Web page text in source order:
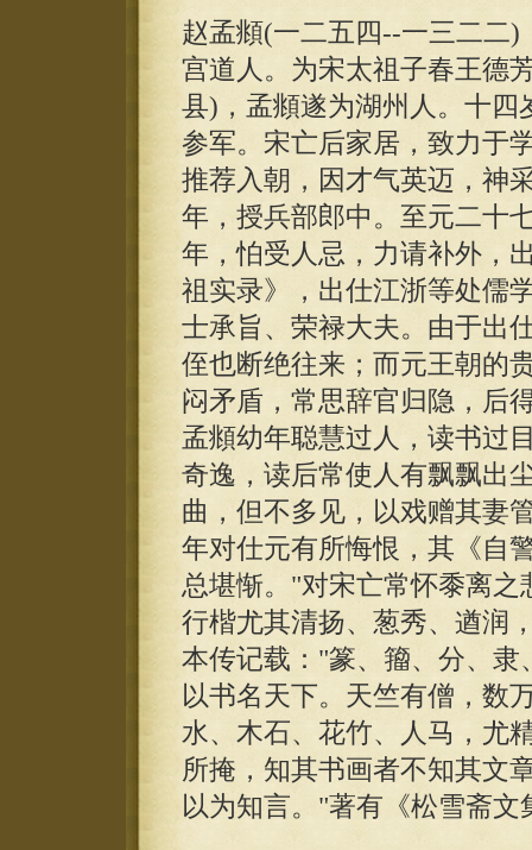
赵孟頫(一二五四--一三二二
宫道人。为宋太祖子春王德
县)，孟頫遂为湖州人。十四
参军。宋亡后家居，致力于
推荐入朝，因才气英迈，神
年，授兵部郎中。至元二十
年，怕受人忌，力请补外，
祖实录》，出仕江浙等处儒
士承旨、荣禄大夫。由于出
侄也断绝往来；而元王朝的
闷矛盾，常思辞官归隐，后
孟頫幼年聪慧过人，读书过
奇逸，读后常使人有飘飘出
曲，但不多见，以戏赠其妻
年对仕元有所悔恨，其《自
总堪惭。"对宋亡常怀黍离
行楷尤其清扬、葱秀、遒润
本传记载："篆、籀、分、
以书名天下。天竺有僧，数
水、木石、花竹、人马，尤
所掩，知其书画者不知其文
以为知言。"著有《松雪斋文